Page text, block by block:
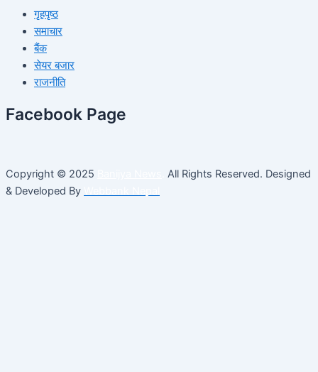
गृहपृष्ठ
समाचार
बैंक
सेयर बजार
राजनीति
Facebook Page
Copyright © 2025
All Rights Reserved. Designed
& Developed By